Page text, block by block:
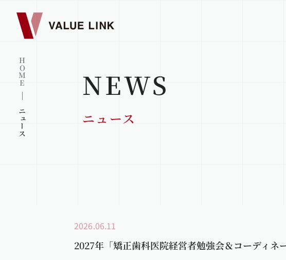
HOME
ニュース
NEWS
ニュース
2026.06.11
2027年「矯正歯科医院経営者勉強会＆コーディネ